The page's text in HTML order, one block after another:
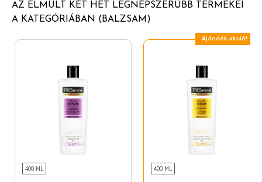
Citric acid
Sodium benzoate
Parfum
összetevőket jelöli
AZ ELMÚLT KÉT HÉT LEGNÉPSZERŰBB TERMÉKEI
A KATEGÓRIÁBAN (BALZSAM)
400 ML
Ajándék akció!
400 ML